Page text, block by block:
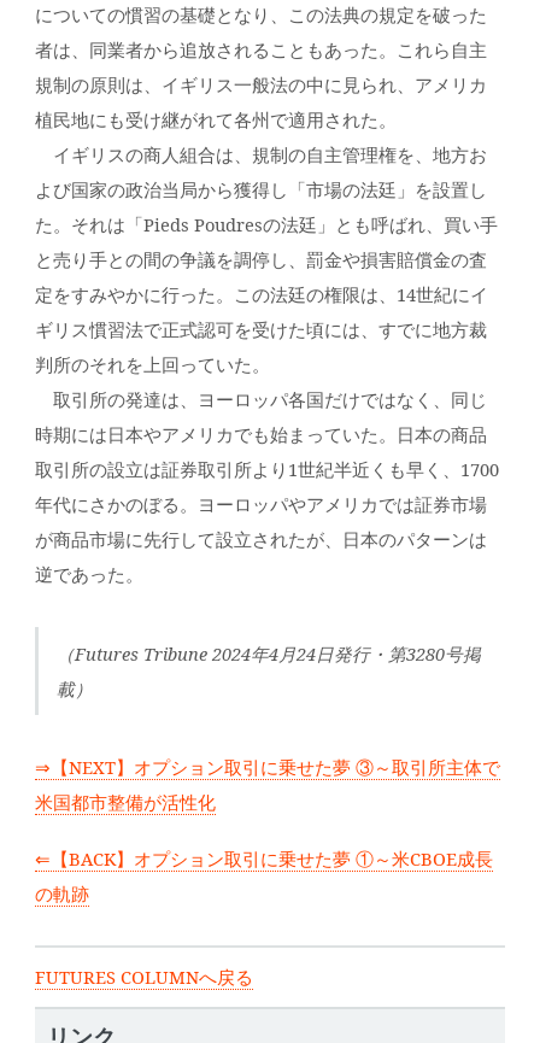
についての慣習の基礎となり、この法典の規定を破った
者は、同業者から追放されることもあった。これら自主
規制の原則は、イギリス一般法の中に見られ、アメリカ
植民地にも受け継がれて各州で適用された。
イギリスの商人組合は、規制の自主管理権を、地方お
よび国家の政治当局から獲得し「市場の法廷」を設置し
た。それは「Pieds Poudresの法廷」とも呼ばれ、買い手
と売り手との間の争議を調停し、罰金や損害賠償金の査
定をすみやかに行った。この法廷の権限は、14世紀にイ
ギリス慣習法で正式認可を受けた頃には、すでに地方裁
判所のそれを上回っていた。
取引所の発達は、ヨーロッパ各国だけではなく、同じ
時期には日本やアメリカでも始まっていた。日本の商品
取引所の設立は証券取引所より1世紀半近くも早く、1700
年代にさかのぼる。ヨーロッパやアメリカでは証券市場
が商品市場に先行して設立されたが、日本のパターンは
逆であった。
（Futures Tribune 2024年4月24日発行・第3280号掲
載）
⇒【NEXT】オプション取引に乗せた夢 ③～取引所主体で
米国都市整備が活性化
⇐【BACK】オプション取引に乗せた夢 ①～米CBOE成長
の軌跡
FUTURES COLUMNへ戻る
リンク